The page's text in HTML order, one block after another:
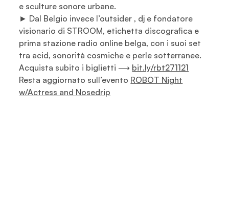
e sculture sonore urbane.
► Dal Belgio invece l’outsider , dj e fondatore
visionario di STROOM, etichetta discografica e
prima stazione radio online belga, con i suoi set
tra acid, sonorità cosmiche e perle sotterranee.
Acquista subito i biglietti ⟶ bit.ly/rbt271121
Resta aggiornato sull’evento ROBOT Night
w/Actress and Nosedrip